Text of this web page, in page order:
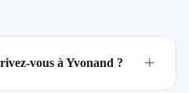
vous à Yvonand ? +